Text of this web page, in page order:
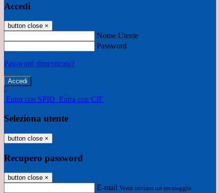
Accedi
button close ×
Nome Utente
Password
Password dimenticata?
-
Entra con SPID Entra con CIE
Seleziona utente
button close ×
Recupero password
button close ×
E-mail Verrà inviato un messaggio